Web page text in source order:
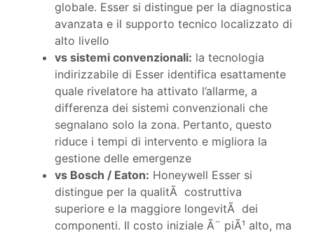
globale. Esser si distingue per la diagnostica
avanzata e il supporto tecnico localizzato di
alto livello
vs sistemi convenzionali: la tecnologia
indirizzabile di Esser identifica esattamente
quale rivelatore ha attivato l’allarme, a
differenza dei sistemi convenzionali che
segnalano solo la zona. Pertanto, questo
riduce i tempi di intervento e migliora la
gestione delle emergenze
vs Bosch / Eaton: Honeywell Esser si
distingue per la qualitÃ costruttiva
superiore e la maggiore longevitÃ dei
componenti. Il costo iniziale Ã¨ piÃ¹ alto, ma